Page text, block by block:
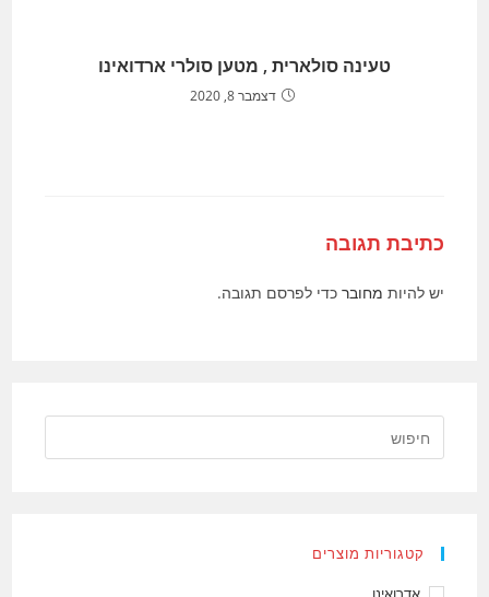
טעינה סולארית , מטען סולרי ארדואינו
דצמבר 8, 2020
כתיבת תגובה
יש להיות מחובר כדי לפרסם תגובה.
קטגוריות מוצרים